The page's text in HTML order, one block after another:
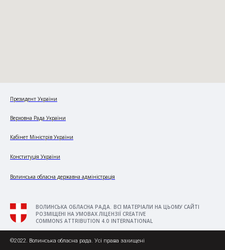
Президент України
Верховна Рада України
Кабінет Міністрів України
Конституція України
Волинська обласна державна адміністрація
ВОЛИНСЬКА ОБЛАСНА РАДА. ВСІ МАТЕРІАЛИ НА ЦЬОМУ САЙТІ
РОЗМІЩЕНІ НА УМОВАХ ЛІЦЕНЗІЇ CREATIVE
COMMONS ATTRIBUTION 4.0 INTERNATIONAL
©2022. Волинська обласна рада. Усі права захищені